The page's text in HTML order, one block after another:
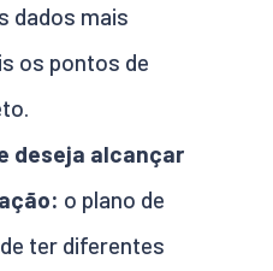
dados mais
os pontos de
deseja alcançar
o plano de
ter diferentes